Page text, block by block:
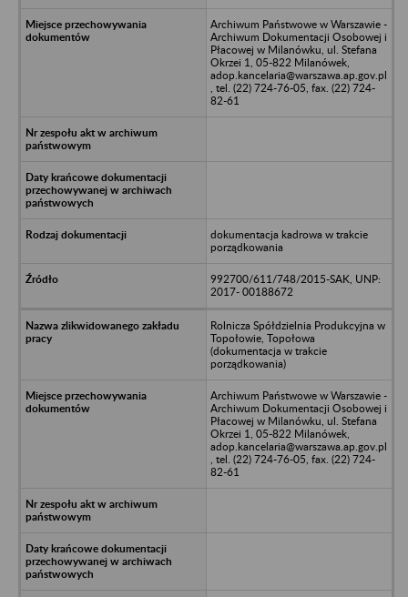
Archiwum Państwowe w Warszawie -
Archiwum Dokumentacji Osobowej i
Płacowej w Milanówku, ul. Stefana
Okrzei 1, 05-822 Milanówek,
adop.kancelaria@warszawa.ap.gov.pl
, tel. (22) 724-76-05, fax. (22) 724-
82-61
dokumentacja kadrowa w trakcie
porządkowania
992700/611/748/2015-SAK, UNP:
2017- 00188672
Rolnicza Spółdzielnia Produkcyjna w
Topołowie, Topołowa
(dokumentacja w trakcie
porządkowania)
Archiwum Państwowe w Warszawie -
Archiwum Dokumentacji Osobowej i
Płacowej w Milanówku, ul. Stefana
Okrzei 1, 05-822 Milanówek,
adop.kancelaria@warszawa.ap.gov.pl
, tel. (22) 724-76-05, fax. (22) 724-
82-61